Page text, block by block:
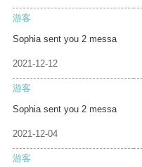
游客
Sophia sent you 2 messa
2021-12-12
游客
Sophia sent you 2 messa
2021-12-04
游客